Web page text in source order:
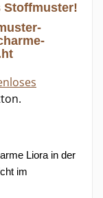
Stoffmuster!
Liora in der
im